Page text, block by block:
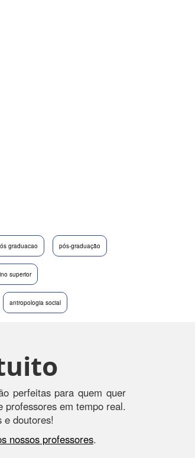
graduacao pós-graduação
superior
antropologia social
perfeitas para quem quer
professores em tempo real.
e doutores!
nossos professores.